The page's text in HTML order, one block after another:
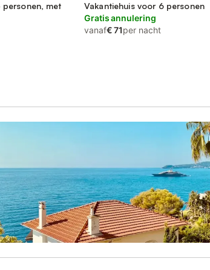
personen, met
Vakantiehuis voor 6 personen
Gratis annulering
vanaf€ 71per nacht